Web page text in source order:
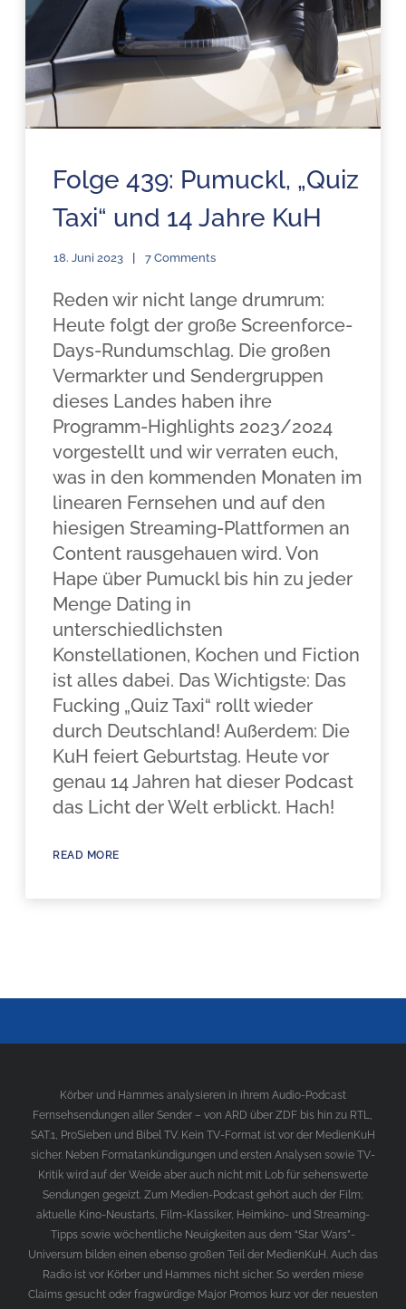
Folge 439: Pumuckl, „Quiz
Taxi“ und 14 Jahre KuH
18. Juni 2023 7 Comments
Reden wir nicht lange drumrum:
Heute folgt der große Screenforce-
Days-Rundumschlag. Die großen
Vermarkter und Sendergruppen
dieses Landes haben ihre
Programm-Highlights 2023/2024
vorgestellt und wir verraten euch,
was in den kommenden Monaten im
linearen Fernsehen und auf den
hiesigen Streaming-Plattformen an
Content rausgehauen wird. Von
Hape über Pumuckl bis hin zu jeder
Menge Dating in
unterschiedlichsten
Konstellationen, Kochen und Fiction
ist alles dabei. Das Wichtigste: Das
Fucking „Quiz Taxi“ rollt wieder
durch Deutschland! Außerdem: Die
KuH feiert Geburtstag. Heute vor
genau 14 Jahren hat dieser Podcast
das Licht der Welt erblickt. Hach!
READ MORE
Körber und Hammes analysieren in ihrem Audio-Podcast
Fernsehsendungen aller Sender – von ARD über ZDF bis hin zu RTL,
SAT.1, ProSieben und Bibel TV. Kein TV-Format ist vor der MedienKuH
sicher. Neben Formatankündigungen und ersten Analysen sowie TV-
Kritik wird auf der Weide aber auch nicht mit Lob für sehenswerte
Sendungen gegeizt. Zum Medien-Podcast gehört auch der Film;
aktuelle Kino-Neustarts, Film-Klassiker, Heimkino- und Streaming-
Tipps sowie wöchentliche Neuigkeiten aus dem “Star Wars”-
Universum bilden einen ebenso großen Teil der MedienKuH. Auch das
Radio ist vor Körber und Hammes nicht sicher. So werden miese
Claims gesucht oder fragwürdige Major Promos kurz vor der neuesten